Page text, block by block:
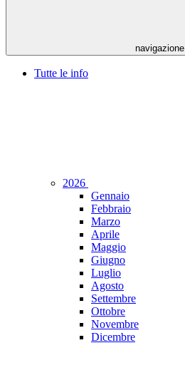
navigazione
Tutte le info
2026
Gennaio
Febbraio
Marzo
Aprile
Maggio
Giugno
Luglio
Agosto
Settembre
Ottobre
Novembre
Dicembre